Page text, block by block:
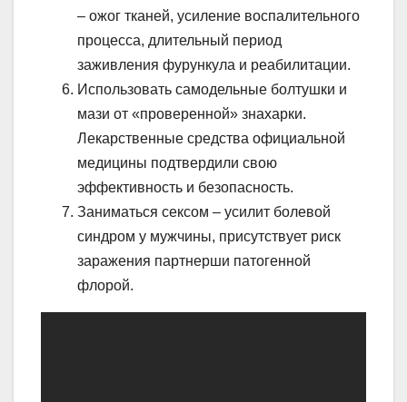
– ожог тканей, усиление воспалительного
процесса, длительный период
заживления фурункула и реабилитации.
Использовать самодельные болтушки и
мази от «проверенной» знахарки.
Лекарственные средства официальной
медицины подтвердили свою
эффективность и безопасность.
Заниматься сексом – усилит болевой
синдром у мужчины, присутствует риск
заражения партнерши патогенной
флорой.